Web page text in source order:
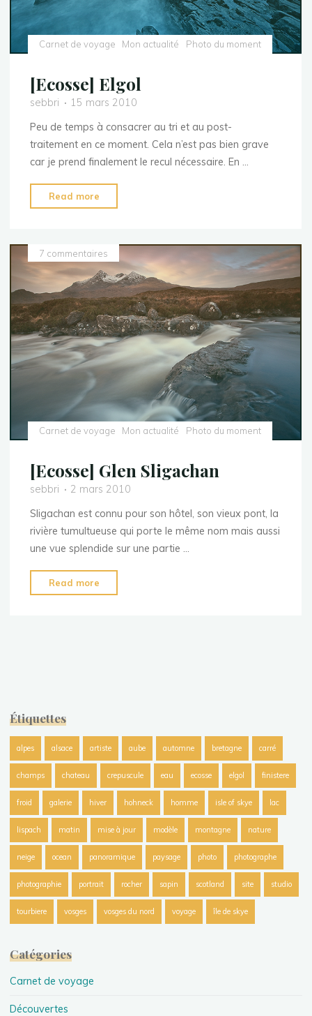
Carnet de voyage Mon actualité Photo du moment
[Ecosse] Elgol
sebbri
15 mars 2010
Peu de temps à consacrer au tri et au post-
traitement en ce moment. Cela n’est pas bien grave
car je prend finalement le recul nécessaire. En …
Read more
Carnet de voyage Mon actualité Photo du moment
7 commentaires
[Ecosse] Glen Sligachan
sebbri
2 mars 2010
Sligachan est connu pour son hôtel, son vieux pont, la
rivière tumultueuse qui porte le même nom mais aussi
une vue splendide sur une partie …
Read more
[Ecosse]
Étiquettes
alpes alsace artiste aube automne bretagne carré
champs chateau crepuscule eau ecosse elgol finistere
froid galerie hiver hohneck homme isle of skye lac
lispach matin mise à jour modèle montagne nature
neige ocean panoramique paysage photo photographe
photographie portrait rocher sapin scotland site studio
tourbiere vosges vosges du nord voyage île de skye
Catégories
Carnet de voyage
Découvertes